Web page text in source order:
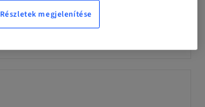
Részletek megjelenítése